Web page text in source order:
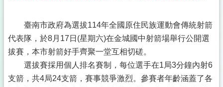
臺南市政府為選拔114年全國原住民族運動會傳統射箭
代表隊，於8月17日(星期六)在金城國中射箭場舉行公開選
拔賽，本市射箭好手齊聚一堂互相切磋。
選拔賽採用個人排名賽制，每位選手在1局3分鐘內射6
支箭，共4局24支箭，賽事競爭激烈。參賽者年齡涵蓋了各